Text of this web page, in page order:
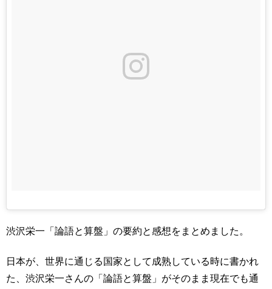
渋沢栄一「論語と算盤」の要約と感想をまとめました。
日本が、世界に通じる国家として成熟している時に書かれ
た、渋沢栄一さんの「論語と算盤」がそのまま現在でも通